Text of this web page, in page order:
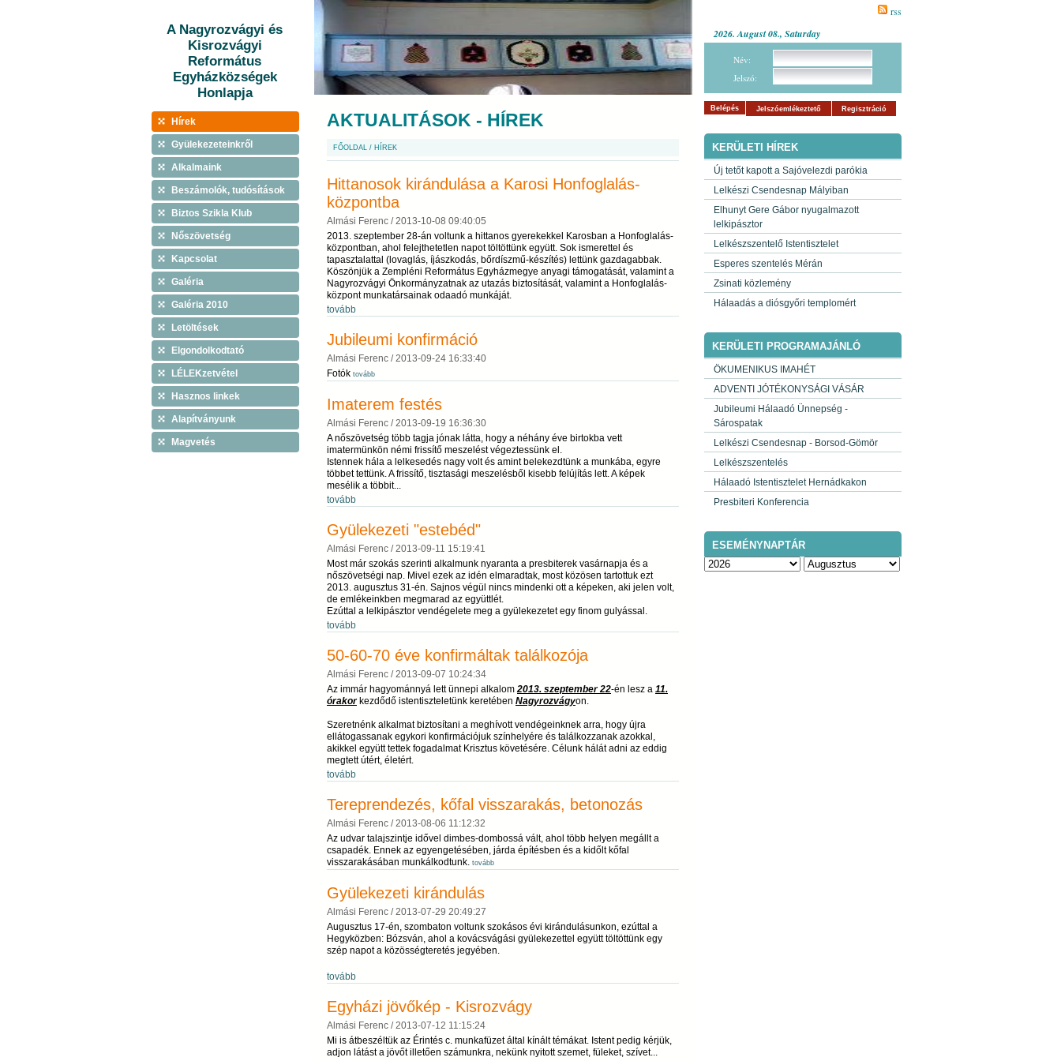
A Nagyrozvágyi és
Kisrozvágyi
Református
Egyházközségek
Honlapja
Hírek
Gyülekezeteinkről
Alkalmaink
Beszámolók, tudósítások
Biztos Szikla Klub
Nőszövetség
Kapcsolat
Galéria
Galéria 2010
Letöltések
Elgondolkodtató
LÉLEKzetvétel
Hasznos linkek
Alapítványunk
Magvetés
AKTUALITÁSOK - HÍREK
FŐOLDAL / HÍREK
Hittanosok kirándulása a Karosi Honfoglalás-
központba
Almási Ferenc /2013-10-08 09:40:05
2013. szeptember 28-án voltunk a hittanos gyerekekkel Karosban a Honfoglalás-
központban, ahol felejthetetlen napot töltöttünk együtt. Sok ismerettel és
tapasztalattal (lovaglás, íjászkodás, bőrdíszmű-készítés) lettünk gazdagabbak.
Köszönjük a Zempléni Református Egyházmegye anyagi támogatását, valamint a
Nagyrozvágyi Önkormányzatnak az utazás biztosítását, valamint a Honfoglalás-
központ munkatársainak odaadó munkáját.
tovább
Jubileumi konfirmáció
Almási Ferenc /2013-09-24 16:33:40
Fotók tovább
Imaterem festés
Almási Ferenc /2013-09-19 16:36:30
A nőszövetség több tagja jónak látta, hogy a néhány éve birtokba vett
imatermünkön némi frissítő meszelést végeztessünk el.
Istennek hála a lelkesedés nagy volt és amint belekezdtünk a munkába, egyre
többet tettünk. A frissítő, tisztasági meszelésből kisebb felújítás lett. A képek
mesélik a többit...
tovább
Gyülekezeti "estebéd"
Almási Ferenc /2013-09-11 15:19:41
Most már szokás szerinti alkalmunk nyaranta a presbiterek vasárnapja és a
nőszövetségi nap. Mivel ezek az idén elmaradtak, most közösen tartottuk ezt
2013. augusztus 31-én. Sajnos végül nincs mindenki ott a képeken, aki jelen volt,
de emlékeinkben megmarad az együttlét.
Ezúttal a lelkipásztor vendégelete meg a gyülekezetet egy finom gulyással.
tovább
50-60-70 éve konfirmáltak találkozója
Almási Ferenc /2013-09-07 10:24:34
Az immár hagyománnyá lett ünnepi alkalom2013. szeptember 22-én lesz a 11.
órakorkezdődő istentiszteletünk keretében Nagyrozvágyon.
Szeretnénk alkalmat biztosítani a meghívott vendégeinknek arra, hogy újra
ellátogassanak egykori konfirmációjuk színhelyére és találkozzanak azokkal,
akikkel együtt tettek fogadalmat Krisztus követésére. Célunk hálát adni az eddig
megtett útért, életért.
tovább
Tereprendezés, kőfal visszarakás, betonozás
Almási Ferenc /2013-08-06 11:12:32
Az udvar talajszintje idővel dimbes-dombossá vált, ahol több helyen megállt a
csapadék. Ennek az egyengetésében, járda építésben és a kidőlt kőfal
visszarakásában munkálkodtunk. tovább
Gyülekezeti kirándulás
Almási Ferenc /2013-07-29 20:49:27
Augusztus 17-én, szombaton voltunk szokásos évi kirándulásunkon, ezúttal a
Hegyközben: Bózsván, ahol a kovácsvágási gyülekezettel együtt töltöttünk egy
szép napot a közösségteretés jegyében.
tovább
Egyházi jövőkép - Kisrozvágy
Almási Ferenc /2013-07-12 11:15:24
Mi is átbeszéltük az Érintés c. munkafüzet által kínált témákat. Istent pedig kérjük,
adjon látást a jövőt illetően számunkra, nekünk nyitott szemet, füleket, szívet...
rss
2026. August 08., Saturday
Név:
Jelszó:
Belépés Jelszóemlékeztető Regisztráció
KERÜLETI HÍREK
Új tetőt kapott a Sajóvelezdi parókia
Lelkészi Csendesnap Mályiban
Elhunyt Gere Gábor nyugalmazott
lelkipásztor
Lelkészszentelő Istentisztelet
Esperes szentelés Mérán
Zsinati közlemény
Hálaadás a diósgyőri templomért
KERÜLETI PROGRAMAJÁNLÓ
ÖKUMENIKUS IMAHÉT
ADVENTI JÓTÉKONYSÁGI VÁSÁR
Jubileumi Hálaadó Ünnepség -
Sárospatak
Lelkészi Csendesnap - Borsod-Gömör
Lelkészszentelés
Hálaadó Istentisztelet Hernádkakon
Presbiteri Konferencia
ESEMÉNYNAPTÁR